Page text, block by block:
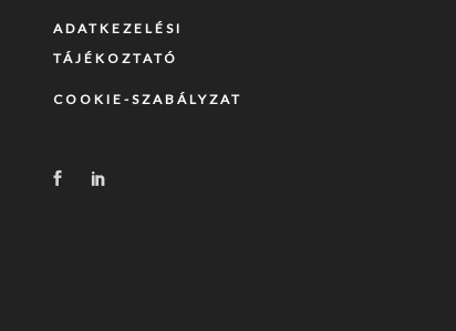
ADATKEZELÉSI
TÁJÉKOZTATÓ
COOKIE-SZABÁLYZAT